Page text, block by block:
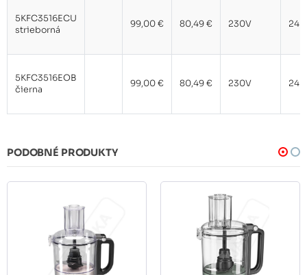
5KFC3516ECU
strieborná
99,00 € 80,49 € 230V 240
5KFC3516EOB
čierna
99,00 € 80,49 € 230V 240
PODOBNÉ PRODUKTY